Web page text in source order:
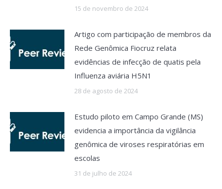
15 de novembro de 2024
Artigo com participação de membros da
Rede Genômica Fiocruz relata
evidências de infecção de quatis pela
Influenza aviária H5N1
28 de agosto de 2024
Estudo piloto em Campo Grande (MS)
evidencia a importância da vigilância
genômica de viroses respiratórias em
escolas
31 de julho de 2024